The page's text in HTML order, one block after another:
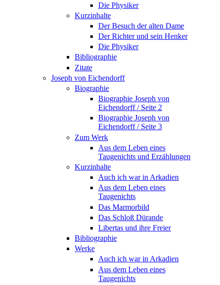
Die Physiker
Kurzinhalte
Der Besuch der alten Dame
Der Richter und sein Henker
Die Physiker
Bibliographie
Zitate
Joseph von Eichendorff
Biographie
Biographie Joseph von
Eichendorff / Seite 2
Biographie Joseph von
Eichendorff / Seite 3
Zum Werk
Aus dem Leben eines
Taugenichts und Erzählungen
Kurzinhalte
Auch ich war in Arkadien
Aus dem Leben eines
Taugenichts
Das Marmorbild
Das Schloß Dürande
Libertas und ihre Freier
Bibliographie
Werke
Auch ich war in Arkadien
Aus dem Leben eines
Taugenichts